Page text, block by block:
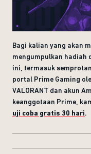
Bagi kalian yang akan
mengumpulkan hadiah
ini, termasuk
portal Prime Gaming
VALORANT dan akun
keanggotaan Prime,
uji coba gratis 30 hari.